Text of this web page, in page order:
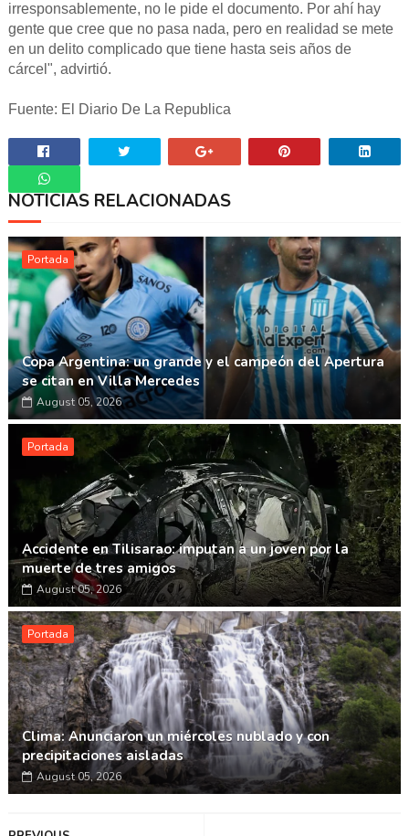
irresponsablemente, no le pide el documento. Por ahí hay
gente que cree que no pasa nada, pero en realidad se mete
en un delito complicado que tiene hasta seis años de
cárcel", advirtió.
Fuente: El Diario De La Republica
Whatsapp
NOTICIAS RELACIONADAS
Portada
Copa Argentina: un grande y el campeón del Apertura
se citan en Villa Mercedes
August 05, 2026
Portada
Accidente en Tilisarao: imputan a un joven por la
muerte de tres amigos
August 05, 2026
Portada
Clima: Anunciaron un miércoles nublado y con
precipitaciones aisladas
August 05, 2026